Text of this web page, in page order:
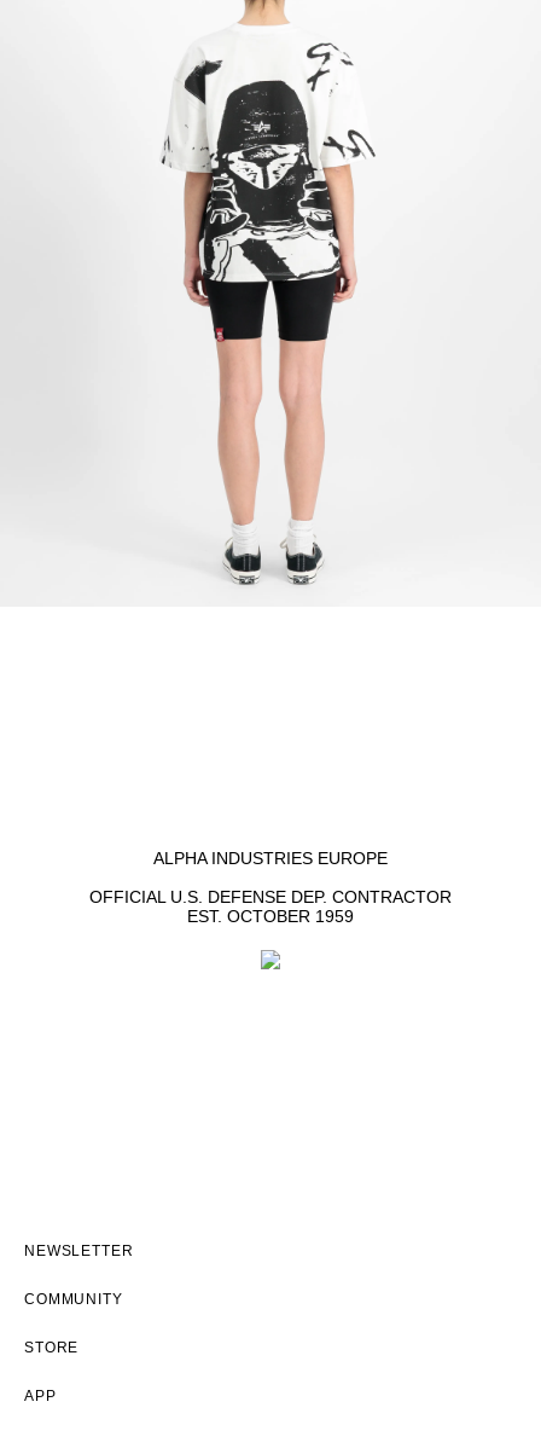
ALPHA INDUSTRIES EUROPE
OFFICIAL U.S. DEFENSE DEP. CONTRACTOR
EST. OCTOBER 1959
NEWSLETTER
COMMUNITY
STORE
APP